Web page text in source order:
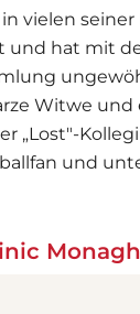
vielen seiner
hat mit
Witwe und
„Lost"-
und